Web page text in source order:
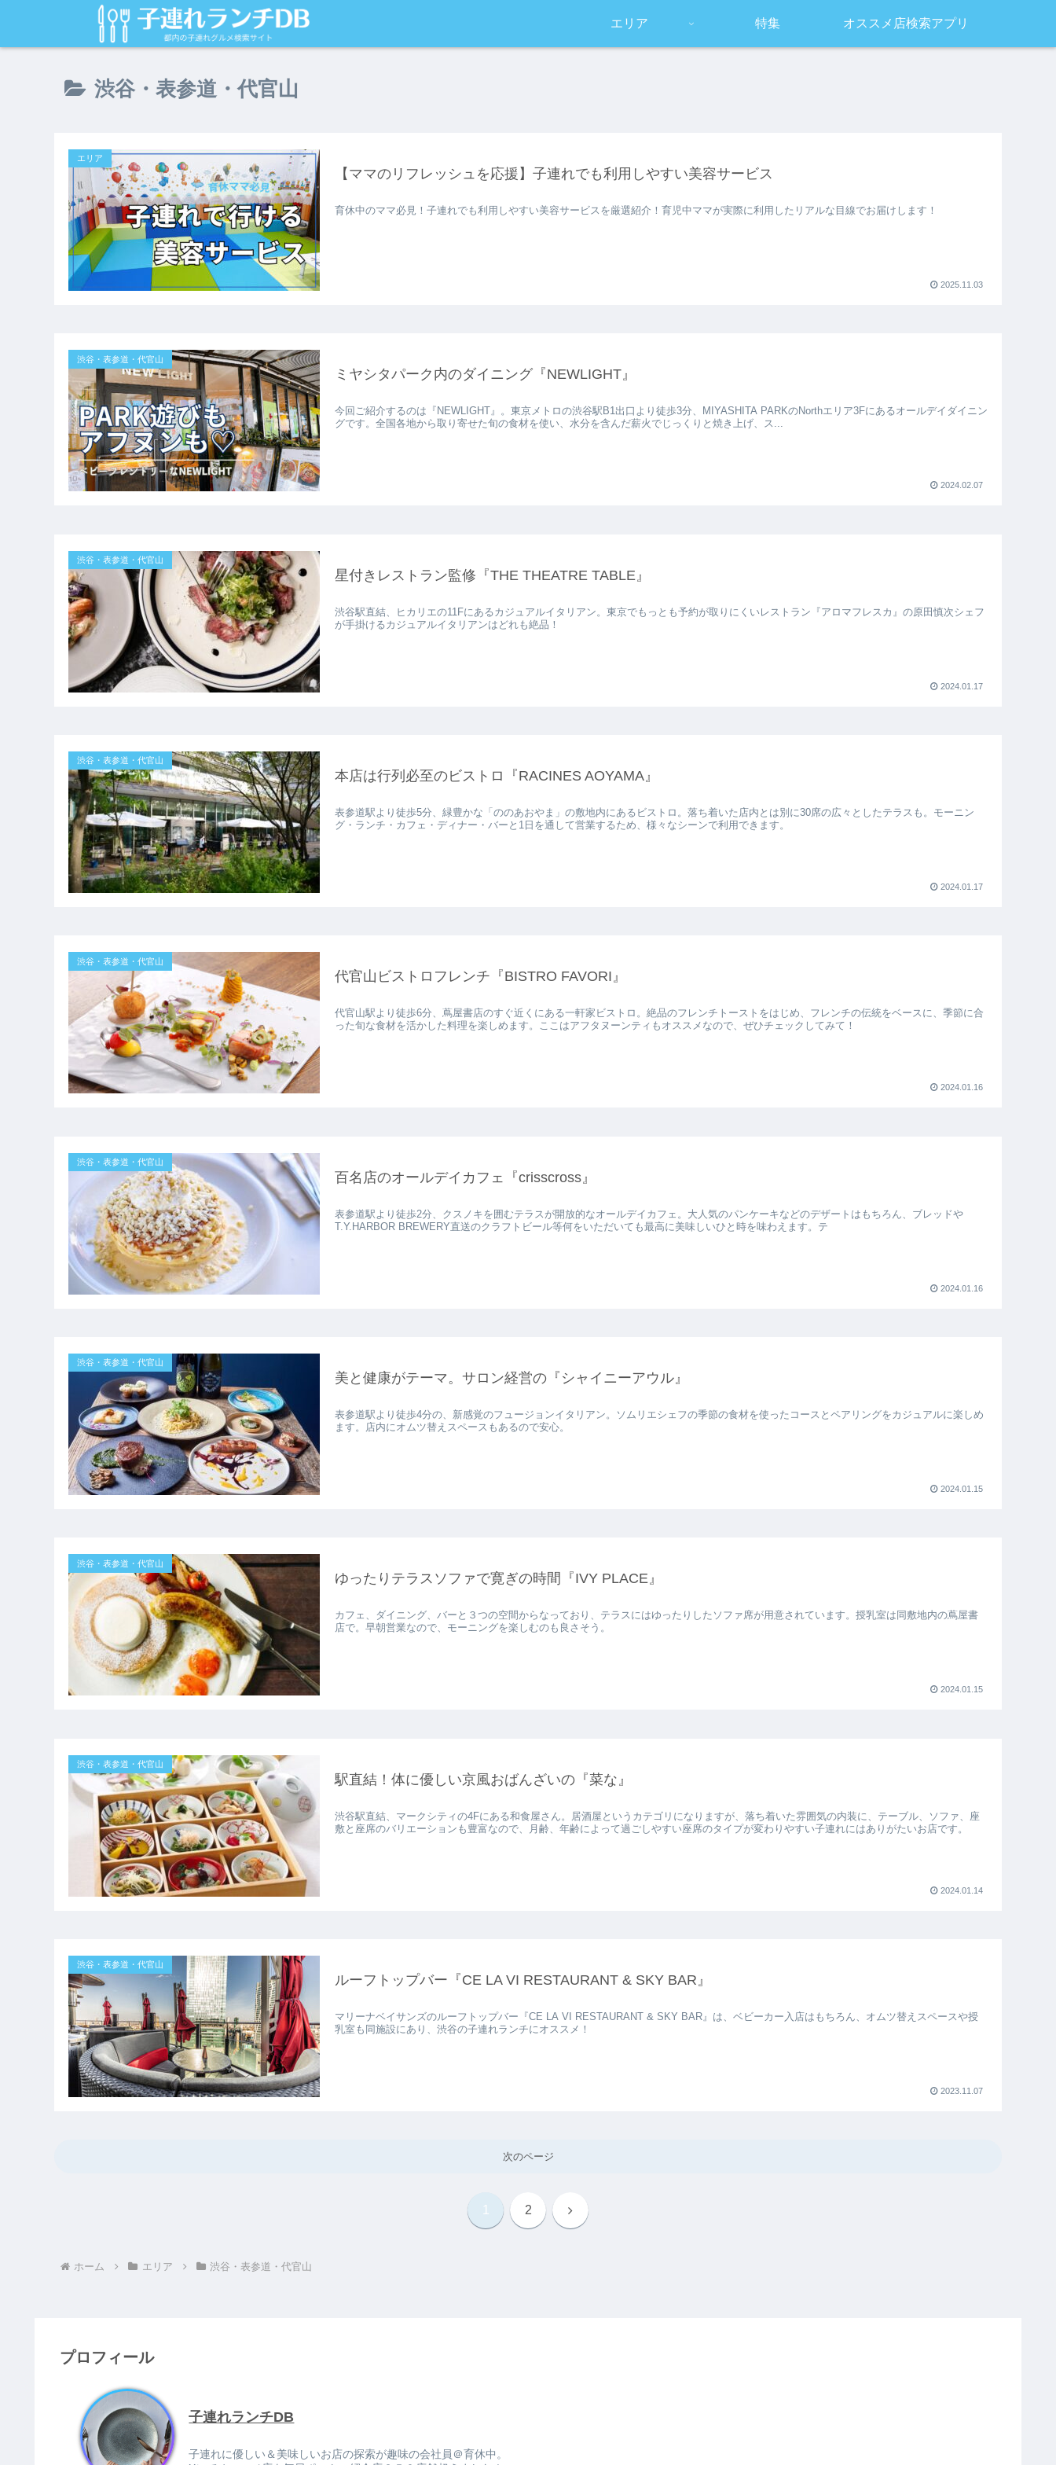
エリア 特集 オススメ店検索アプリ
渋谷・表参道・代官山
エリア
【ママのリフレッシュを応援】子連れでも利用しやすい美容サービス
育休中のママ必見！子連れでも利用しやすい美容サービスを厳選紹介！育児中ママが実際に利用したリアルな目線でお届けします！
2025.11.03
渋谷・表参道・代官山
ミヤシタパーク内のダイニング『NEWLIGHT』
今回ご紹介するのは『NEWLIGHT』。東京メトロの渋谷駅B1出口より徒歩3分、MIYASHITA PARKのNorthエリア3Fにあるオールデイダイニン
グです。全国各地から取り寄せた旬の食材を使い、水分を含んだ薪火でじっくりと焼き上げ、ス...
2024.02.07
渋谷・表参道・代官山
星付きレストラン監修『THE THEATRE TABLE』
渋谷駅直結、ヒカリエの11Fにあるカジュアルイタリアン。東京でもっとも予約が取りにくいレストラン『アロマフレスカ』の原田慎次シェフ
が手掛けるカジュアルイタリアンはどれも絶品！
2024.01.17
渋谷・表参道・代官山
本店は行列必至のビストロ『RACINES AOYAMA』
表参道駅より徒歩5分、緑豊かな「ののあおやま」の敷地内にあるビストロ。落ち着いた店内とは別に30席の広々としたテラスも。モーニン
グ・ランチ・カフェ・ディナー・バーと1日を通して営業するため、様々なシーンで利用できます。
2024.01.17
渋谷・表参道・代官山
代官山ビストロフレンチ『BISTRO FAVORI』
代官山駅より徒歩6分、蔦屋書店のすぐ近くにある一軒家ビストロ。絶品のフレンチトーストをはじめ、フレンチの伝統をベースに、季節に合
った旬な食材を活かした料理を楽しめます。ここはアフタヌーンティもオススメなので、ぜひチェックしてみて！
2024.01.16
渋谷・表参道・代官山
百名店のオールデイカフェ『crisscross』
表参道駅より徒歩2分、クスノキを囲むテラスが開放的なオールデイカフェ。大人気のパンケーキなどのデザートはもちろん、ブレッドや
T.Y.HARBOR BREWERY直送のクラフトビール等何をいただいても最高に美味しいひと時を味わえます。テ
2024.01.16
渋谷・表参道・代官山
美と健康がテーマ。サロン経営の『シャイニーアウル』
表参道駅より徒歩4分の、新感覚のフュージョンイタリアン。ソムリエシェフの季節の食材を使ったコースとペアリングをカジュアルに楽しめ
ます。店内にオムツ替えスペースもあるので安心。
2024.01.15
渋谷・表参道・代官山
ゆったりテラスソファで寛ぎの時間『IVY PLACE』
カフェ、ダイニング、バーと３つの空間からなっており、テラスにはゆったりしたソファ席が用意されています。授乳室は同敷地内の蔦屋書
店で。早朝営業なので、モーニングを楽しむのも良さそう。
2024.01.15
渋谷・表参道・代官山
駅直結！体に優しい京風おばんざいの『菜な』
渋谷駅直結、マークシティの4Fにある和食屋さん。居酒屋というカテゴリになりますが、落ち着いた雰囲気の内装に、テーブル、ソファ、座
敷と座席のバリエーションも豊富なので、月齢、年齢によって過ごしやすい座席のタイプが変わりやすい子連れにはありがたいお店です。
2024.01.14
渋谷・表参道・代官山
ルーフトップバー『CE LA VI RESTAURANT & SKY BAR』
マリーナベイサンズのルーフトップバー『CE LA VI RESTAURANT & SKY BAR』は、ベビーカー入店はもちろん、オムツ替えスペースや授
乳室も同施設にあり、渋谷の子連れランチにオススメ！
2023.11.07
次のページ
1 2
ホーム エリア 渋谷・表参道・代官山
プロフィール
子連れランチDB
子連れに優しい＆美味しいお店の探索が趣味の会社員＠育休中。